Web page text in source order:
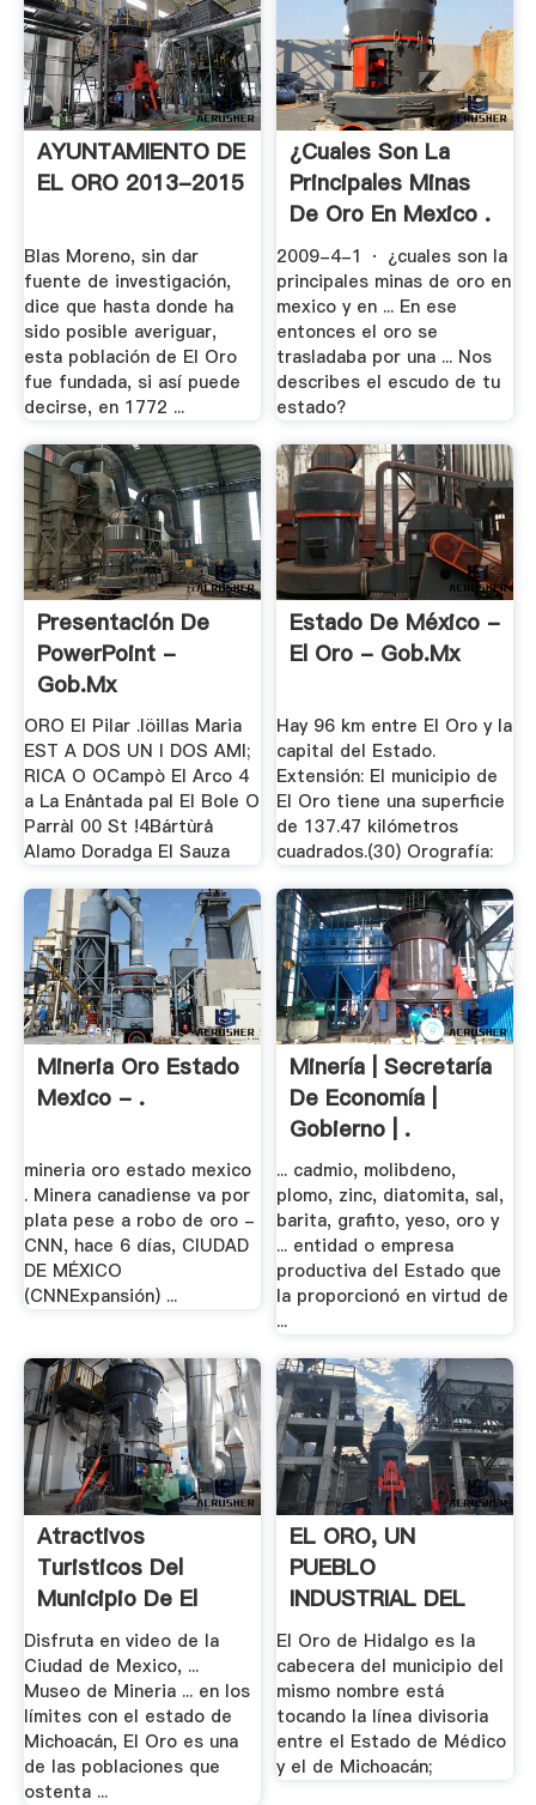
AYUNTAMIENTO DE
EL ORO 2013-2015
Blas Moreno, sin dar
fuente de investigación,
dice que hasta donde ha
sido posible averiguar,
esta población de El Oro
fue fundada, si así puede
decirse, en 1772 ...
¿cuales Son La
Principales Minas
De Oro En Mexico .
2009-4-1 · ¿cuales son la
principales minas de oro en
mexico y en ... En ese
entonces el oro se
trasladaba por una ... Nos
describes el escudo de tu
estado?
Presentación De
PowerPoint -
Gob.mx
ORO El Pilar .löillas Maria
EST A DOS UN I DOS AMI;
RICA O OCampò El Arco 4
a La Enåntada pal El Bole O
Parràl 00 St !4Bártùrå
Alamo Doradga El Sauza
Estado De México -
El Oro - Gob.mx
Hay 96 km entre El Oro y la
capital del Estado.
Extensión: El municipio de
El Oro tiene una superficie
de 137.47 kilómetros
cuadrados.(30) Orografía:
Mineria Oro Estado
Mexico - .
mineria oro estado mexico
. Minera canadiense va por
plata pese a robo de oro -
CNN, hace 6 días, CIUDAD
DE MÉXICO
(CNNExpansión) ...
Minería | Secretaría
De Economía |
Gobierno | .
... cadmio, molibdeno,
plomo, zinc, diatomita, sal,
barita, grafito, yeso, oro y
... entidad o empresa
productiva del Estado que
la proporcionó en virtud de
...
Atractivos
Turisticos Del
Municipio De El
Oro, .
Disfruta en video de la
Ciudad de Mexico, ...
Museo de Mineria ... en los
límites con el estado de
Michoacán, El Oro es una
de las poblaciones que
ostenta ...
EL ORO, UN
PUEBLO
INDUSTRIAL DEL
PORFIRIATO
El Oro de Hidalgo es la
cabecera del municipio del
mismo nombre está
tocando la línea divisoria
entre el Estado de Médico
y el de Michoacán;